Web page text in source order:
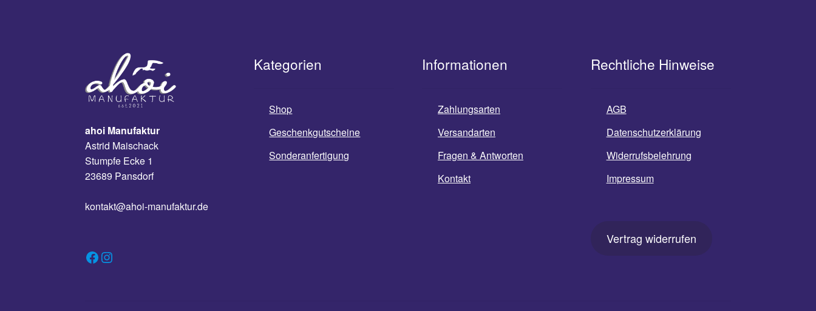
ahoi Manufaktur
Astrid Maischack
Stumpfe Ecke 1
23689 Pansdorf
kontakt@ahoi-manufaktur.de
Facebook
Instagram
Kategorien
Shop
Geschenkgutscheine
Sonderanfertigung
Informationen
Zahlungsarten
Versandarten
Fragen & Antworten
Kontakt
Rechtliche Hinweise
AGB
Datenschutzerklärung
Widerrufsbelehrung
Impressum
Vertrag widerrufen